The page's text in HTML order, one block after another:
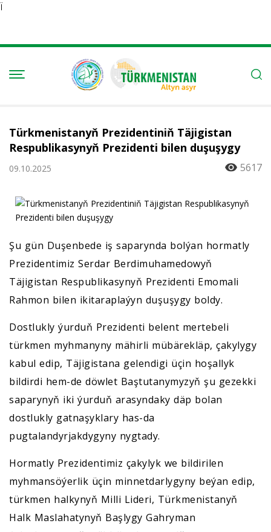
Ï
Türkmenistanyň Prezidentiniň Täjigistan
Respublikasynyň Prezidenti bilen duşuşygy
09.10.2025 5617
Şu gün Duşenbede iş saparynda bolýan hormatly
Prezidentimiz Serdar Berdimuhamedowyň
Täjigistan Respublikasynyň Prezidenti Emomali
Rahmon bilen ikitaraplaýyn duşuşygy boldy.
Dostlukly ýurduň Prezidenti belent mertebeli
türkmen myhmanyny mähirli mübärekläp, çakylygy
kabul edip, Täjigistana gelendigi üçin hoşallyk
bildirdi hem-de döwlet Baştutanymyzyň şu gezekki
saparynyň iki ýurduň arasyndaky däp bolan
dostlukly gatnaşyklary has-da
pugtalandyrjakdygyny nygtady.
Hormatly Prezidentimiz çakylyk we bildirilen
myhmansöýerlik üçin minnetdarlygyny beýan edip,
türkmen halkynyň Milli Lideri, Türkmenistanyň
Halk Maslahatynyň Başlygy Gahryman